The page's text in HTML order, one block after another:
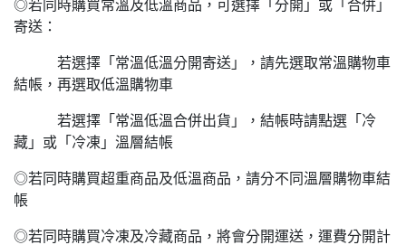
◎若同時購買常溫及低溫商品，可選擇「分開」或「合併」
寄送：
若選擇「常溫低溫分開寄送」，請先選取常溫購物車
結帳，再選取低溫購物車
若選擇「常溫低溫合併出貨」，結帳時請點選「冷
藏」或「冷凍」溫層結帳
◎若同時購買超重商品及低溫商品，請分不同溫層購物車結
帳
◎若同時購買冷凍及冷藏商品，將會分開運送，運費分開計